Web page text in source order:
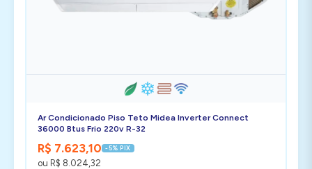
Ar Condicionado Piso Teto Midea Inverter Connect
36000 Btus Frio 220v R-32
R$ 7.623,10 -5% PIX
ou R$ 8.024,32